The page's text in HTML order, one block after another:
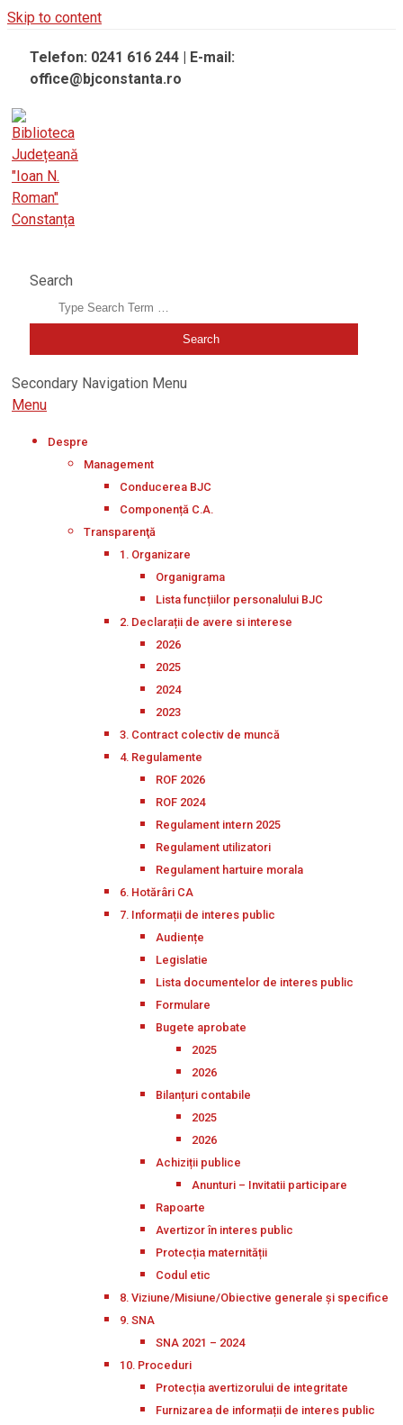
Skip to content
Telefon: 0241 616 244 | E-mail:
office@bjconstanta.ro
Search
Secondary Navigation Menu
Menu
Despre
Management
Conducerea BJC
Componență C.A.
Transparenţă
1. Organizare
Organigrama
Lista funcțiilor personalului BJC
2. Declarații de avere si interese
2026
2025
2024
2023
3. Contract colectiv de muncă
4. Regulamente
ROF 2026
ROF 2024
Regulament intern 2025
Regulament utilizatori
Regulament hartuire morala
6. Hotărâri CA
7. Informații de interes public
Audiențe
Legislatie
Lista documentelor de interes public
Formulare
Bugete aprobate
2025
2026
Bilanțuri contabile
2025
2026
Achiziții publice
Anunturi – Invitatii participare
Rapoarte
Avertizor în interes public
Protecția maternității
Codul etic
8. Viziune/Misiune/Obiective generale și specifice
9. SNA
SNA 2021 – 2024
10. Proceduri
Protecția avertizorului de integritate
Furnizarea de informații de interes public